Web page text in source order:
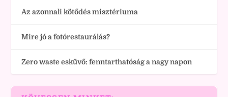
Az azonnali kötődés misztériuma
Mire jó a fotórestaurálás?
Zero waste esküvő: fenntarthatóság a nagy napon